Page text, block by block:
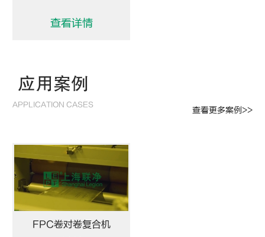
查看详情
应用案例
APPLICATION CASES
查看更多案例>>
FPC卷对卷复合机